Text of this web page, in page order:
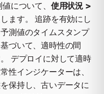
について、 使用状況 >
ます。 追跡を有効にし
測値のタイムスタンプ
づいて、適時性の間
デプロイに対して適時
性インジケーターは、
保持し、古いデータに